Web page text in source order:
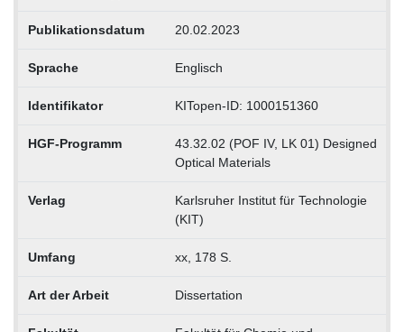
Publikationsdatum 20.02.2023
Sprache Englisch
Identifikator KITopen-ID: 1000151360
HGF-Programm
43.32.02 (POF IV, LK 01) Designed
Optical Materials
Verlag
Karlsruher Institut für Technologie
(KIT)
Umfang xx, 178 S.
Art der Arbeit Dissertation